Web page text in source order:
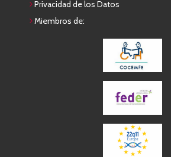
Privacidad de los Datos
Miembros de: